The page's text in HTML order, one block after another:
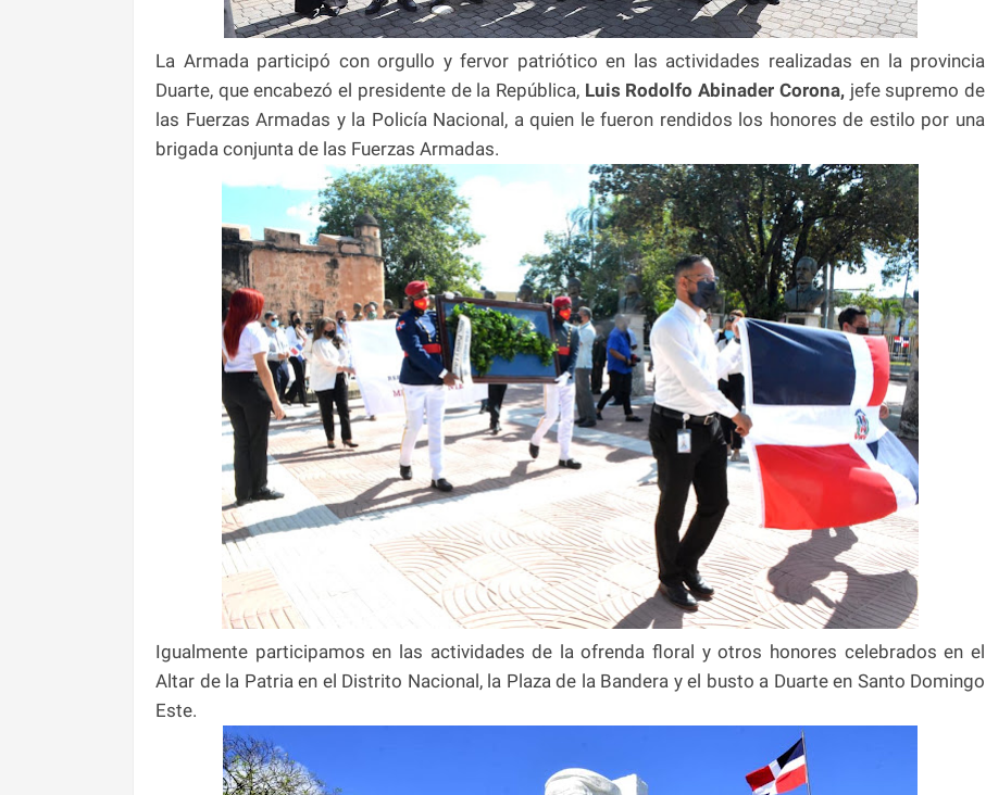
La Armada participó con orgullo y fervor patriótico en las actividades realizadas en la provincia
Duarte, que encabezó el presidente de la República, Luis Rodolfo Abinader Corona,jefe supremo de
las Fuerzas Armadas y la Policía Nacional, a quien le fueron rendidos los honores de estilo por una
brigada conjunta de las Fuerzas Armadas.
Igualmente participamos en las actividades de la ofrenda floral y otros honores celebrados en el
Altar de la Patria en el Distrito Nacional, la Plaza de la Bandera y el busto a Duarte en Santo Domingo
Este.